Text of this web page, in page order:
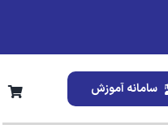
سامانه آموزش